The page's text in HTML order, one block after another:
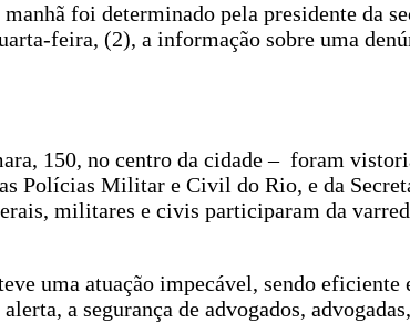
foi determinado pela presidente da
feira, (2), a informação sobre uma
150, no centro da cidade – foram
Polícias Militar e Civil do Rio, e da
militares e civis participaram da
uma atuação impecável, sendo eficiente
a segurança de advogados,